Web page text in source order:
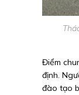
Điểm
định.
đào tạo